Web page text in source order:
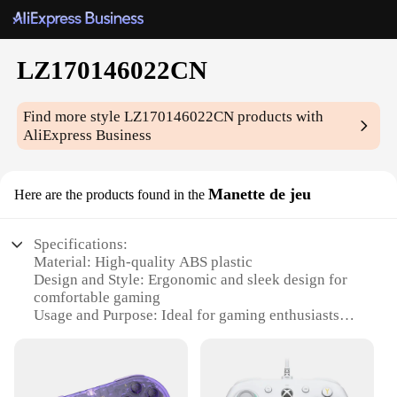
LZ170146022CN
Find more styleLZ170146022CN products with
AliExpress Business
Here are the products found in the Manette de jeu
Specifications:
Material: High-quality ABS plastic
Design and Style: Ergonomic and sleek design for
comfortable gaming
Usage and Purpose: Ideal for gaming enthusiasts
Parts and Accessories: Includes all necessary parts